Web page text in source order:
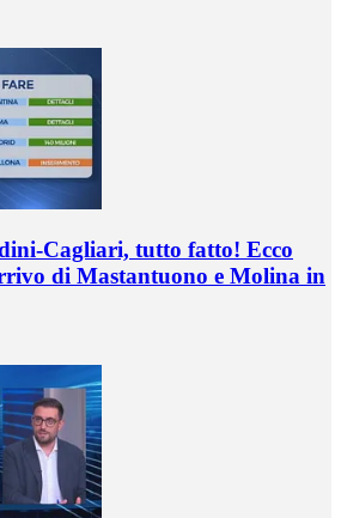
Cagliari, tutto fatto! Ecco
di Mastantuono e Molina in